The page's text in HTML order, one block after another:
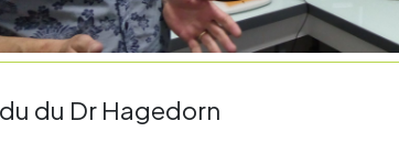
du Dr Hagedorn